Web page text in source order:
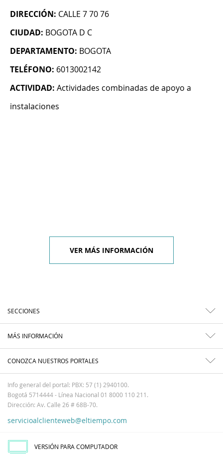
DIRECCIÓN: CALLE 7 70 76
CIUDAD: BOGOTA D C
DEPARTAMENTO: BOGOTA
TELÉFONO: 6013002142
ACTIVIDAD: Actividades combinadas de apoyo a
instalaciones
VER MÁS INFORMACIÓN
SECCIONES
MÁS INFORMACIÓN
CONOZCA NUESTROS PORTALES
Info general del portal: PBX: 57 (1) 2940100.
Bogotá 5714444 - Línea Nacional 01 8000 110 211.
Dirección: Av. Calle 26 # 68B-70.
servicioalclienteweb@eltiempo.com
VERSIÓN PARA COMPUTADOR